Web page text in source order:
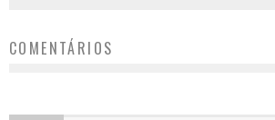
COMENTÁRIOS